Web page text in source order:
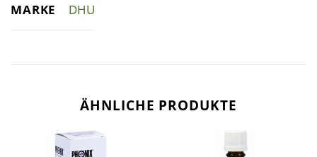
MARKE DHU
ÄHNLICHE PRODUKTE